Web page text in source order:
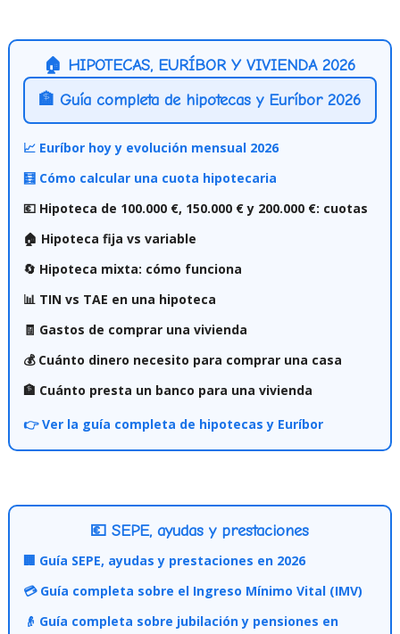
🏠 HIPOTECAS, EURÍBOR Y VIVIENDA 2026
🏦 Guía completa de hipotecas y Euríbor 2026
📈 Euríbor hoy y evolución mensual 2026
🧮 Cómo calcular una cuota hipotecaria
💶 Hipoteca de 100.000 €, 150.000 € y 200.000 €: cuotas
🏠 Hipoteca fija vs variable
🔄 Hipoteca mixta: cómo funciona
📊 TIN vs TAE en una hipoteca
🧾 Gastos de comprar una vivienda
💰 Cuánto dinero necesito para comprar una casa
🏦 Cuánto presta un banco para una vivienda
👉 Ver la guía completa de hipotecas y Euríbor
💶 SEPE, ayudas y prestaciones
🏢 Guía SEPE, ayudas y prestaciones en 2026
💳 Guía completa sobre el Ingreso Mínimo Vital (IMV)
👴 Guía completa sobre jubilación y pensiones en